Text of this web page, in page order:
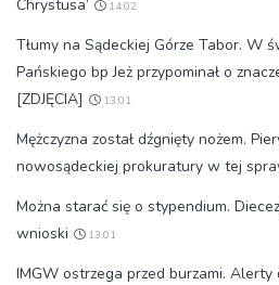
Chrystusa’
14:02
Tłumy na Sądeckiej Górze Tabor. W
Pańskiego bp Jeż przypominał o
[ZDJĘCIA]
13:01
Mężczyzna został dźgnięty nożem.
nowosądeckiej prokuratury w tej
Można starać się o stypendium.
wnioski
13:01
IMGW ostrzega przed burzami. Alerty